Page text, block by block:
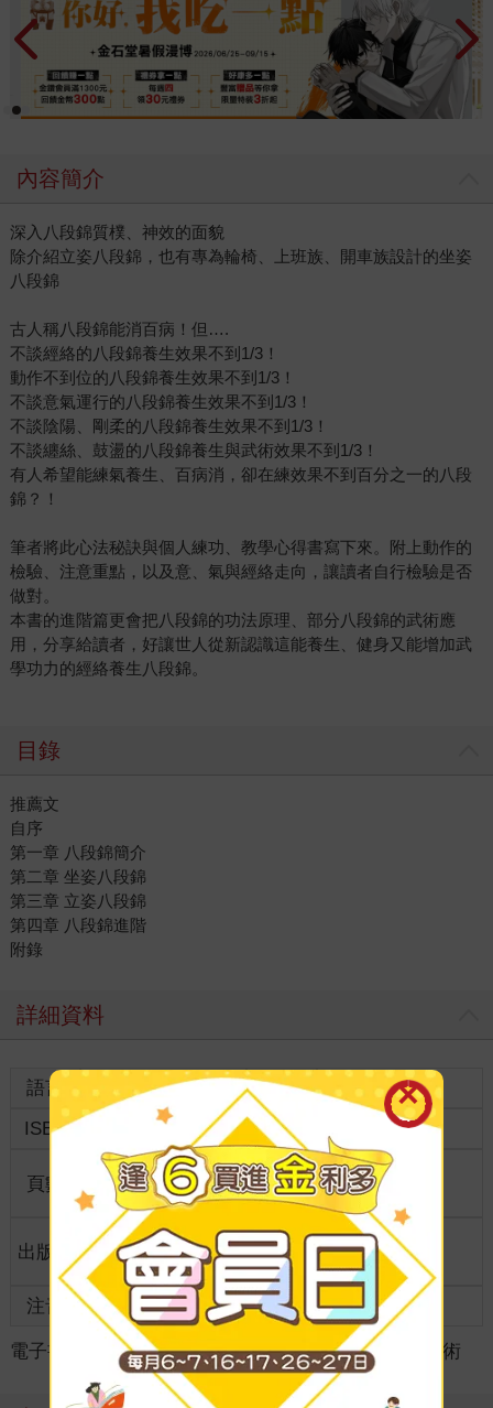
內容簡介
深入八段錦質樸、神效的面貌
除介紹立姿八段錦，也有專為輪椅、上班族、開車族設計的坐姿
八段錦
古人稱八段錦能消百病！但….
不談經絡的八段錦養生效果不到1/3！
動作不到位的八段錦養生效果不到1/3！
不談意氣運行的八段錦養生效果不到1/3！
不談陰陽、剛柔的八段錦養生效果不到1/3！
不談纏絲、鼓盪的八段錦養生與武術效果不到1/3！
有人希望能練氣養生、百病消，卻在練效果不到百分之一的八段
錦？！
筆者將此心法秘訣與個人練功、教學心得書寫下來。附上動作的
檢驗、注意重點，以及意、氣與經絡走向，讓讀者自行檢驗是否
做對。
本書的進階篇更會把八段錦的功法原理、部分八段錦的武術應
用，分享給讀者，好讓世人從新認識這能養生、健身又能增加武
學功力的經絡養生八段錦。
目錄
推薦文
自序
第一章 八段錦簡介
第二章 坐姿八段錦
第三章 立姿八段錦
第四章 八段錦進階
附錄
詳細資料
語言 中文繁體
裝訂
ISBN
9789863463177 分級
頁數 143
商品規
格
25開15*21cm
出版地 台灣
適讀年
齡
全齡適讀
注音 級別
電子書 生活風格 ＞ 戶外活動/運動 ＞ 武術/拳術